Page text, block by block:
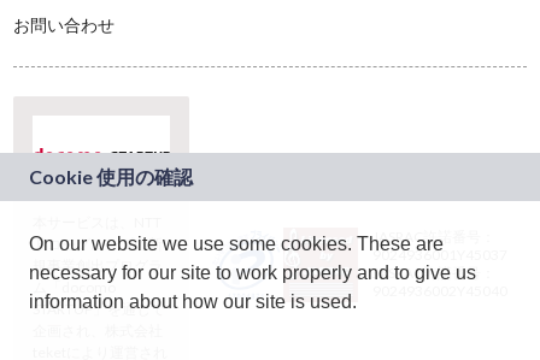
お問い合わせ
ドコモグループの新
規事業創出プログラ
ム「docomo
STARTUP」を通じて
JASRAC許諾番号：
9024936001Y45037
JASRAC許諾番号：
On our website we use some cookies. These are
necessary for our site to work properly and to give us
information about how our site is used.